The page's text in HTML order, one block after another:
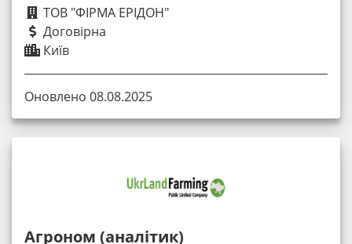
ТОВ "ФІРМА ЕРІДОН"
Договірна
Київ
Оновлено 08.08.2025
Агроном (аналітик)